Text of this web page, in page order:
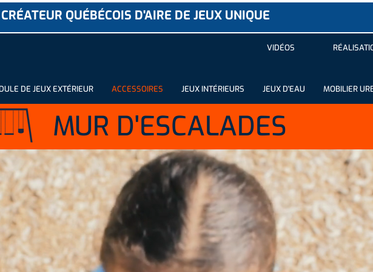
CRÉATEUR QUÉBÉCOIS D'AIRE DE JEUX UNIQUE
VIDÉOS
DE JEUX EXTÉRIEUR ACCESSOIRES JEUX INTÉRIEURS JEUX D'EAU MOBILIER
MUR D'ESCALADES